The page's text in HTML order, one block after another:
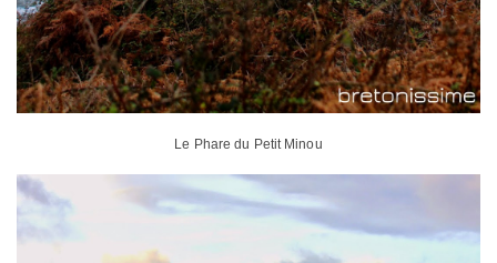
Le Phare du Petit Minou